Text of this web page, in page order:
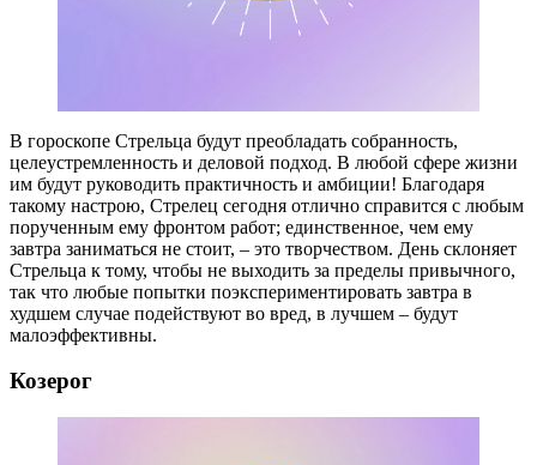
В гороскопе Стрельца будут преобладать собранность,
целеустремленность и деловой подход. В любой сфере жизни
им будут руководить практичность и амбиции! Благодаря
такому настрою, Стрелец сегодня отлично справится с любым
порученным ему фронтом работ; единственное, чем ему
завтра заниматься не стоит, – это творчеством. День склоняет
Стрельца к тому, чтобы не выходить за пределы привычного,
так что любые попытки поэкспериментировать завтра в
худшем случае подействуют во вред, в лучшем – будут
малоэффективны.
Козерог